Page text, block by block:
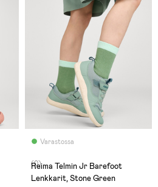
Varastossa
(0)
Reima Telmin Jr Barefoot
Lenkkarit, Stone Green